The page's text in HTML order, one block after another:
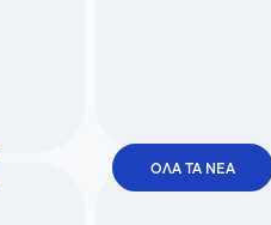
ΟΛΑ ΤΑ ΝΕΑ